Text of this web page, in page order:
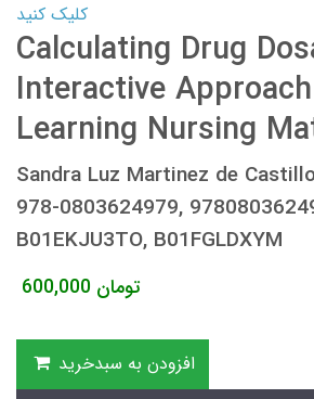
کلیک کنید
Calculating Drug
Interactive
Learning Nursing
Sandra Luz Martinez de
978-0803624979,
B01EKJU3TO, B01FGLDXYM
600,000 تومان
افزودن به سبدخرید